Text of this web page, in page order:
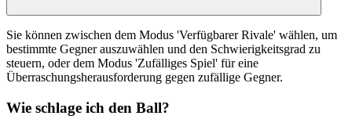
Sie können zwischen dem Modus 'Verfügbarer Rivale' wählen, um
bestimmte Gegner auszuwählen und den Schwierigkeitsgrad zu
steuern, oder dem Modus 'Zufälliges Spiel' für eine
Überraschungsherausforderung gegen zufällige Gegner.
Wie schlage ich den Ball?